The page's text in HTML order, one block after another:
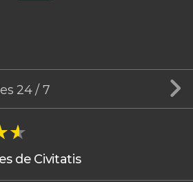
24 / 7
de Civitatis